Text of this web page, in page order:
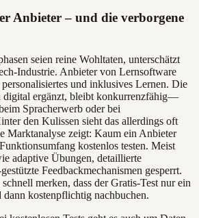
Anbieter – und die verborgene
seien reine Wohltaten, unterschätzt
Industrie. Anbieter von Lernsoftware
und inklusives Lernen. Die
digital ergänzt, bleibt konkurrenzfähig—
Spracherwerb oder bei
den Kulissen sieht das allerdings oft
Marktanalyse zeigt: Kaum ein Anbieter
kostenlos testen. Meist
adaptive Übungen, detaillierte
Feedbackmechanismen gesperrt.
merken, dass der Gratis-Test nur ein
kostenpflichtig nachbuchen.